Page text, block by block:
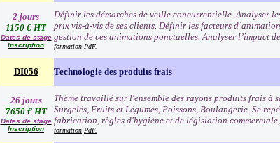
2 jours
1150 € HT
Dates de stage
Inscription
Définir les démarches de veille concurrentielle. Analyser
prix vis-à-vis de ses clients. Définir les facteurs
gestion de ces animations ponctuelles. Analyser l’impact
formation PdF.
DI056 Technologie des produits frais
26 jours
7650 € HT
Dates de stage
Inscription
Thème travaillé sur l'ensemble des rayons produits frais
Surgelés, Fruits et Légumes, Poissons, Boulangerie. Se
fabrication, règles d'hygiène et de législation
formation PdF.